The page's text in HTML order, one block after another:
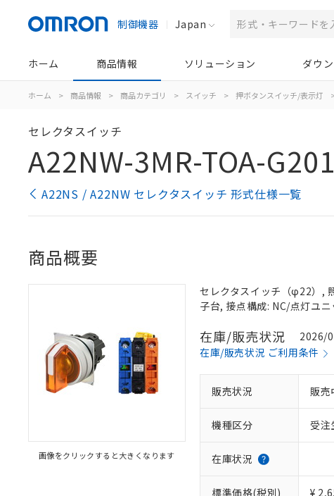
制御機器 Japan
ホーム 商品情報 ソリューション ダウ
ホーム > 商品情報 > 商品カテゴリ > スイッチ > 押ボタンスイッチ/表示灯
セレクタスイッチ
A22NW-3MR-TOA-
A22NS / A22NW セレクタスイッチ 形式仕様一覧
商品概要
画像をクリックすると大きくなります
セレクタスイッチ（φ22）,
子台, 接点構成: NC/点灯ユ
在庫/販売状況
2026/
在庫/販売状況 ご利用条件
販売状況 販売
機種区分 受注
在庫状況
標準価格(税別) ¥